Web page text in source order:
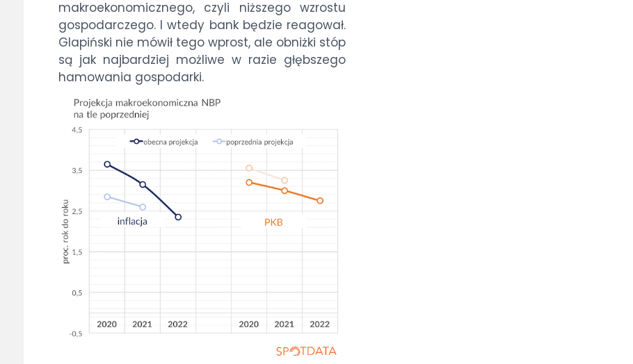
makroekonomicznego, czyli niższego wzrostu
gospodarczego. I wtedy bank będzie reagował.
Glapiński nie mówił tego wprost, ale obniżki stóp
są jak najbardziej możliwe w razie głębszego
hamowania gospodarki.